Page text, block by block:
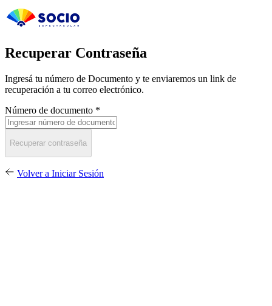
Recuperar Contraseña
Ingresá tu número de Documento y te enviaremos un link de
recuperación a tu correo electrónico.
Número de documento *
Recuperar contraseña
Volver a Iniciar Sesión